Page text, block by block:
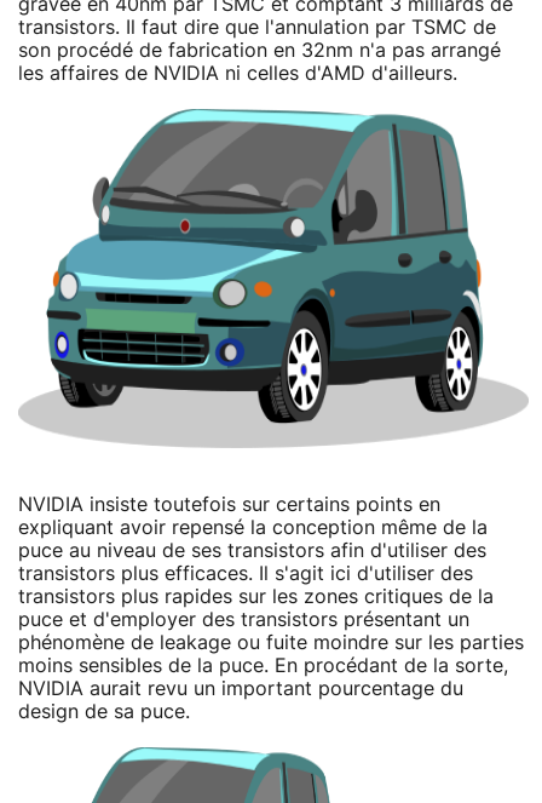
gravée en 40nm par TSMC et comptant 3 milliards de
transistors. Il faut dire que l'annulation par TSMC de
son procédé de fabrication en 32nm n'a pas arrangé
les affaires de NVIDIA ni celles d'AMD d'ailleurs.
NVIDIA insiste toutefois sur certains points en
expliquant avoir repensé la conception même de la
puce au niveau de ses transistors afin d'utiliser des
transistors plus efficaces. Il s'agit ici d'utiliser des
transistors plus rapides sur les zones critiques de la
puce et d'employer des transistors présentant un
phénomène de leakage ou fuite moindre sur les parties
moins sensibles de la puce. En procédant de la sorte,
NVIDIA aurait revu un important pourcentage du
design de sa puce.